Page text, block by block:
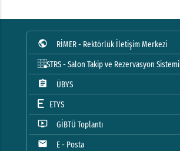
public
RİMER - Rektörlük İletişim Merkezi
STRS - Salon Takip ve Rezervasyon Sistemi
assignment
ÜBYS
ETYS
ondemand_video
GİBTÜ Toplantı
mail
E - Posta